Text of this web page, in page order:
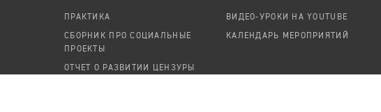
ПРАКТИКА
СБОРНИК ПРО СОЦИАЛЬНЫЕ
ПРОЕКТЫ
ОТЧЕТ О РАЗВИТИИ ЦЕНЗУРЫ
ВИДЕО-УРОКИ НА YOUTUBE
КАЛЕНДАРЬ МЕРОПРИЯТИЙ